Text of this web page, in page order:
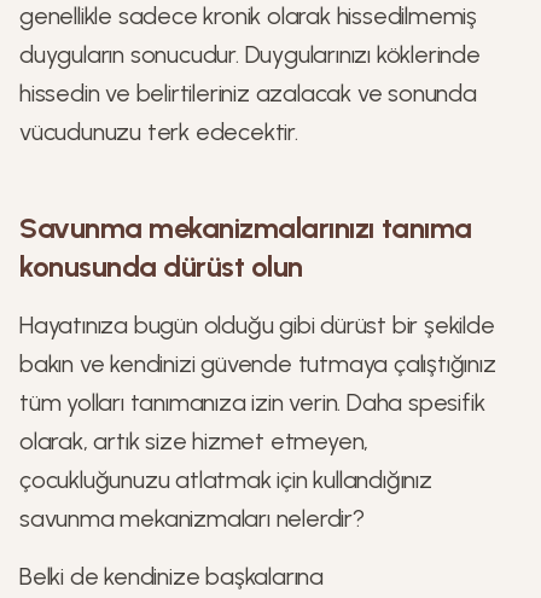
genellikle sadece kronik olarak hissedilmemiş
duyguların sonucudur. Duygularınızı köklerinde
hissedin ve belirtileriniz azalacak ve sonunda
vücudunuzu terk edecektir.
Savunma mekanizmalarınızı tanıma
konusunda dürüst olun
Hayatınıza bugün olduğu gibi dürüst bir şekilde
bakın ve kendinizi güvende tutmaya çalıştığınız
tüm yolları tanımanıza izin verin. Daha spesifik
olarak, artık size hizmet etmeyen,
çocukluğunuzu atlatmak için kullandığınız
savunma mekanizmaları nelerdir?
Belki de kendinize başkalarına